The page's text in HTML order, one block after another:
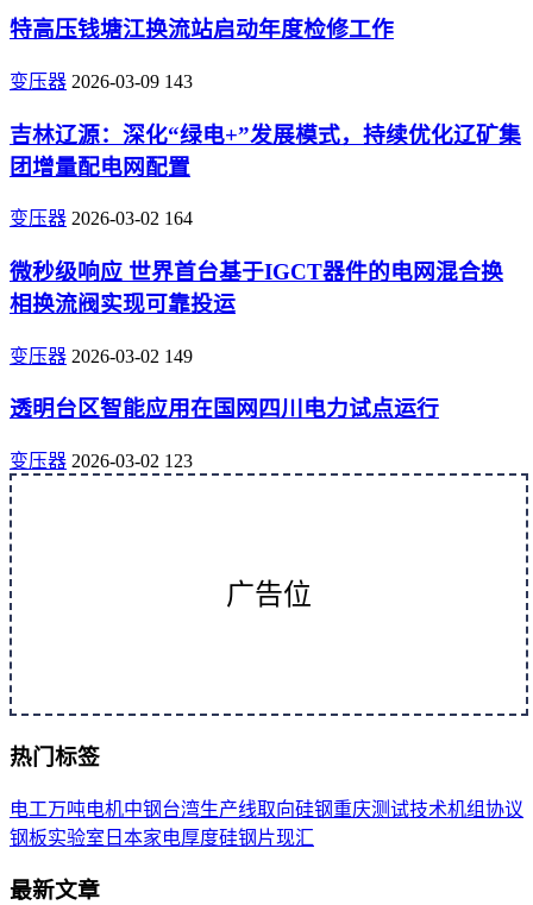
特高压钱塘江换流站启动年度检修工作
变压器 2026-03-09 143
吉林辽源：深化“绿电+”发展模式，持续优化辽矿集
团增量配电网配置
变压器 2026-03-02 164
微秒级响应 世界首台基于IGCT器件的电网混合换
相换流阀实现可靠投运
变压器 2026-03-02 149
透明台区智能应用在国网四川电力试点运行
变压器 2026-03-02 123
广告位
热门标签
电工万吨电机中钢台湾生产线取向硅钢重庆测试技术机组协议
钢板实验室 日本家电厚度硅钢片现汇
最新文章